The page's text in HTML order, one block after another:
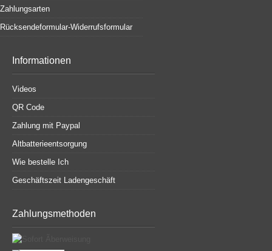
Zahlungsarten
Rücksendeformular-Widerrufsformular
Informationen
Videos
QR Code
Zahlung mit Paypal
Altbatterieentsorgung
Wie bestelle Ich
Geschäftszeit Ladengeschäft
Zahlungsmethoden